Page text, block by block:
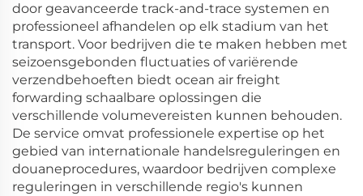
door geavanceerde track-and-trace systemen en
professioneel afhandelen op elk stadium van het
transport. Voor bedrijven die te maken hebben met
seizoensgebonden fluctuaties of variërende
verzendbehoeften biedt ocean air freight
forwarding schaalbare oplossingen die
verschillende volumevereisten kunnen behouden.
De service omvat professionele expertise op het
gebied van internationale handelsreguleringen en
douaneprocedures, waardoor bedrijven complexe
reguleringen in verschillende regio's kunnen